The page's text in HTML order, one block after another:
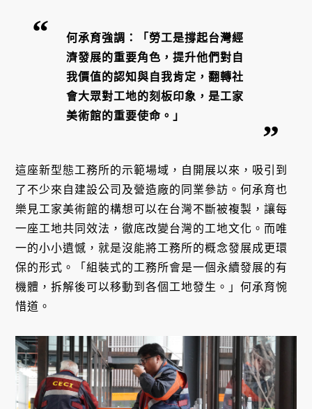
何承育強調：「勞工是撐起台灣經
濟發展的重要角色，提升他們對自
我價值的認知與自我肯定，翻轉社
會大眾對工地的刻板印象，是工家
美術館的重要使命。」
這座新型態工務所的示範場域，自開展以來，吸引到
了不少來自建設公司及營造廠的同業參訪。何承育也
樂見工家美術館的構想可以在台灣不斷被複製，讓每
一座工地共同效法，徹底改變台灣的工地文化。而唯
一的小小遺憾，就是沒能將工務所的概念發展成更環
保的形式。「組裝式的工務所會是一個永續發展的有
機體，拆解後可以移動到各個工地發生。」何承育惋
惜道。